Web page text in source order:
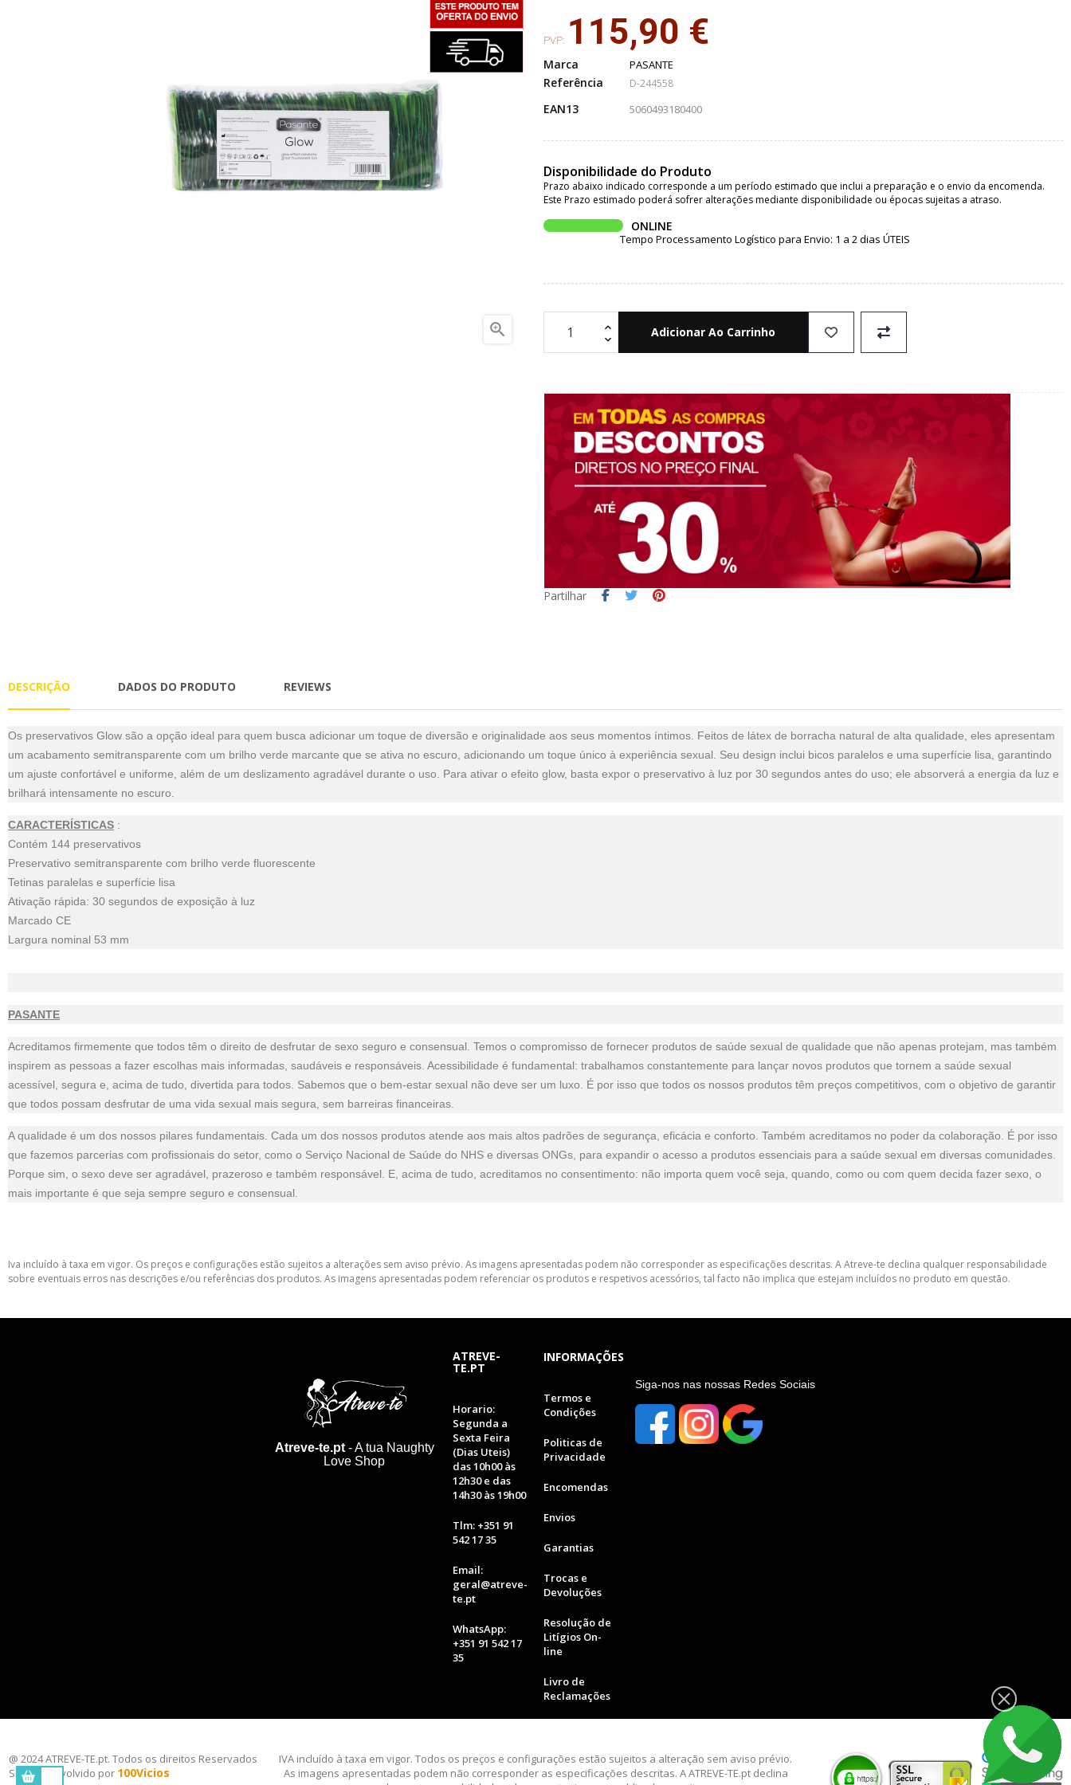

PVP: 115,90 €
Marca PASANTE
Referência D-244558
EAN13 5060493180400
Disponibilidade do Produto
Prazo abaixo indicado corresponde a um período estimado que inclui a preparação e o envio da encomenda.
Este Prazo estimado poderá sofrer alterações mediante disponibilidade ou épocas sujeitas a atraso.
ONLINE
Tempo Processamento Logístico para Envio: 1 a 2 dias ÚTEIS
Adicionar Ao Carrinho
Partilhar
DESCRIÇÃO DADOS DO PRODUTO REVIEWS
Os preservativos Glow são a opção ideal para quem busca adicionar um toque de diversão e originalidade aos seus momentos íntimos. Feitos de látex de borracha natural de alta qualidade, eles apresentam
um acabamento semitransparente com um brilho verde marcante que se ativa no escuro, adicionando um toque único à experiência sexual. Seu design inclui bicos paralelos e uma superfície lisa, garantindo
um ajuste confortável e uniforme, além de um deslizamento agradável durante o uso. Para ativar o efeito glow, basta expor o preservativo à luz por 30 segundos antes do uso; ele absorverá a energia da luz e
brilhará intensamente no escuro.
CARACTERÍSTICAS :
Contém 144 preservativos
Preservativo semitransparente com brilho verde fluorescente
Tetinas paralelas e superfície lisa
Ativação rápida: 30 segundos de exposição à luz
Marcado CE
Largura nominal 53 mm
PASANTE
Acreditamos firmemente que todos têm o direito de desfrutar de sexo seguro e consensual. Temos o compromisso de fornecer produtos de saúde sexual de qualidade que não apenas protejam, mas também
inspirem as pessoas a fazer escolhas mais informadas, saudáveis e responsáveis. Acessibilidade é fundamental: trabalhamos constantemente para lançar novos produtos que tornem a saúde sexual
acessível, segura e, acima de tudo, divertida para todos. Sabemos que o bem-estar sexual não deve ser um luxo. É por isso que todos os nossos produtos têm preços competitivos, com o objetivo de garantir
que todos possam desfrutar de uma vida sexual mais segura, sem barreiras financeiras.
A qualidade é um dos nossos pilares fundamentais. Cada um dos nossos produtos atende aos mais altos padrões de segurança, eficácia e conforto. Também acreditamos no poder da colaboração. É por isso
que fazemos parcerias com profissionais do setor, como o Serviço Nacional de Saúde do NHS e diversas ONGs, para expandir o acesso a produtos essenciais para a saúde sexual em diversas comunidades.
Porque sim, o sexo deve ser agradável, prazeroso e também responsável. E, acima de tudo, acreditamos no consentimento: não importa quem você seja, quando, como ou com quem decida fazer sexo, o
mais importante é que seja sempre seguro e consensual.
Iva incluído à taxa em vigor. Os preços e configurações estão sujeitos a alterações sem aviso prévio. As imagens apresentadas podem não corresponder as especificações descritas. A Atreve-te declina qualquer responsabilidade
sobre eventuais erros nas descrições e/ou referências dos produtos. As imagens apresentadas podem referenciar os produtos e respetivos acessórios, tal facto não implica que estejam incluídos no produto em questão.
Atreve-te.pt- A tua Naughty
Love Shop
ATREVE-
TE.PT
Horario:
Segunda a
Sexta Feira
(Dias Uteis)
das 10h00 às
12h30 e das
14h30 às 19h00
Tlm: +351 91
542 17 35
Email:
geral@atreve-
te.pt
WhatsApp:
+351 91 542 17
35
INFORMAÇÕES
Termos e
Condições
Politicas de
Privacidade
Encomendas
Envios
Garantias
Trocas e
Devoluções
Resolução de
Litígios On-
line
Livro de
Reclamações
Siga-nos nas nossas Redes Sociais
@ 2024 ATREVE-TE.pt. Todos os direitos Reservados
Site desenvolvido por 100Vicios
IVA incluído à taxa em vigor. Todos os preços e configurações estão sujeitos a alteração sem aviso prévio.
As imagens apresentadas podem não corresponder as especificações descritas. A ATREVE-TE.pt declina